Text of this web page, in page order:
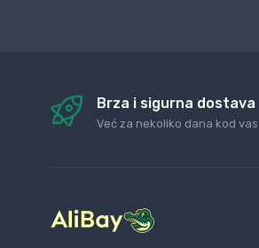
Brza i sigurna dostava
Već za nekoliko dana kod vas